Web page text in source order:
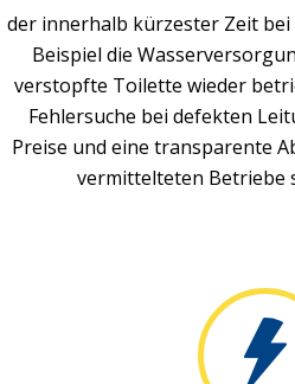
der innerhalb kürzester Zeit
Beispiel die
verstopfte Toilette wieder
Fehlersuche bei defekten
Preise und eine transparente
vermittelteten Betriebe